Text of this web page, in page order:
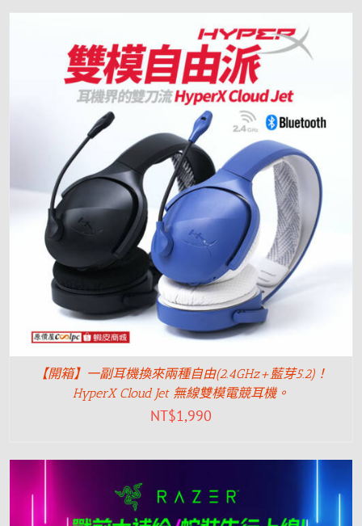
【開箱】一副耳機換來兩種自由(2.4GHz+藍芽5.2)！
HyperX Cloud Jet 無線雙模電競耳機。
NT$1,990